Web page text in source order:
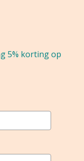
5% korting op